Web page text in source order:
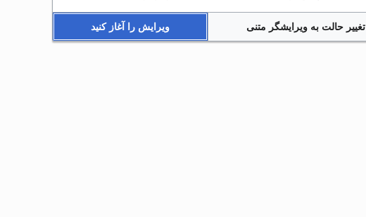
تغییر حالت به ویرایشگر متنی ویرایش را آغاز کنید